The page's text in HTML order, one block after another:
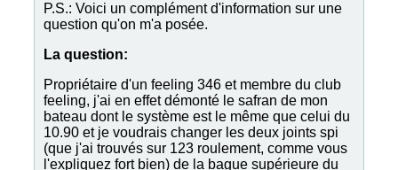
P.S.: Voici un complément d'information sur une
question qu'on m'a posée.
La question:
Propriétaire d'un feeling 346 et membre du club
feeling, j'ai en effet démonté le safran de mon
bateau dont le système est le même que celui du
10.90 et je voudrais changer les deux joints spi
(que j'ai trouvés sur 123 roulement, comme vous
l'expliquez fort bien) de la bague supérieure du